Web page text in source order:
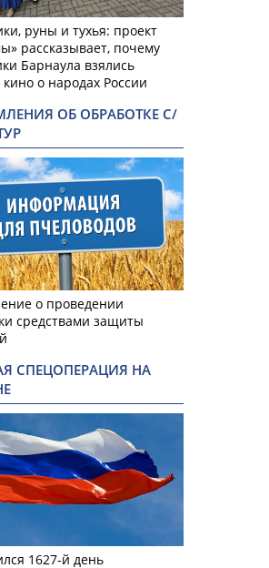
руны и тухья: проект
рассказывает, почему
Барнаула взялись
о народах России
ОБ ОБРАБОТКЕ С/
о проведении
средствами защиты
СПЕЦОПЕРАЦИЯ НА
1627-й день